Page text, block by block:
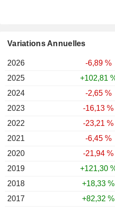
Variations Annuelles
2026
-6,89 %
2025
+102,81
2024
-2,65 %
2023
-16,13 %
2022
-23,21 %
2021
-6,45 %
2020
-21,94 %
2019
+121,30
2018
+18,33 %
2017
+82,32 %